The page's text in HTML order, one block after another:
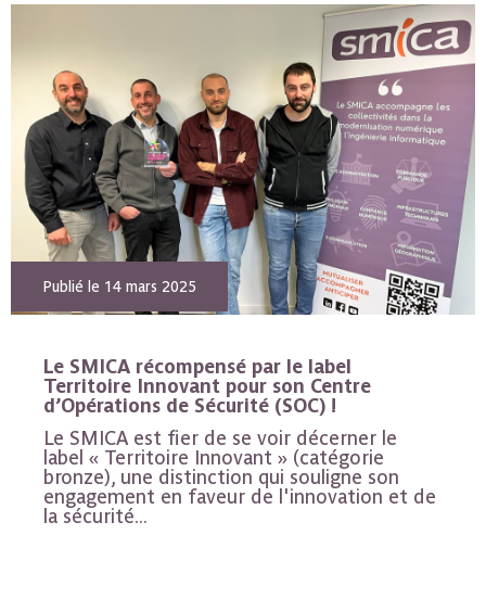
Publié le 14 mars 2025
Le SMICA récompensé par le label
Territoire Innovant pour son Centre
d’Opérations de Sécurité (SOC) !
Le SMICA est fier de se voir décerner le
label « Territoire Innovant » (catégorie
bronze), une distinction qui souligne son
engagement en faveur de l'innovation et de
la sécurité...